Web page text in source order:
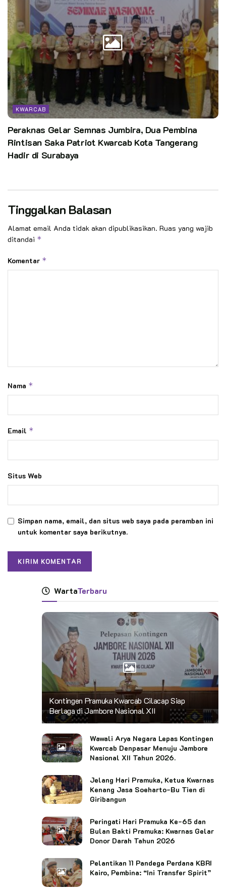
KWARCAB
Peraknas Gelar Semnas Jumbira, Dua Pembina
Rintisan Saka Patriot Kwarcab Kota Tangerang
Hadir di Surabaya
Tinggalkan Balasan
Alamat email Anda tidak akan dipublikasikan. Ruas yang wajib
ditandai *
Komentar *
Nama *
Email *
Situs Web
Simpan nama, email, dan situs web saya pada peramban ini
untuk komentar saya berikutnya.
WartaTerbaru
Kontingen Pramuka Kwarcab Cilacap Siap
Berlaga di Jambore Nasional XII
Wawali Arya Negara Lepas Kontingen
Kwarcab Denpasar Menuju Jambore
Nasional XII Tahun 2026.
Jelang Hari Pramuka, Ketua Kwarnas
Kenang Jasa Soeharto-Bu Tien di
Giribangun
Peringati Hari Pramuka Ke-65 dan
Bulan Bakti Pramuka: Kwarnas Gelar
Donor Darah Tahun 2026
Pelantikan 11 Pandega Perdana KBRI
Kairo, Pembina: “Ini Transfer Spirit”